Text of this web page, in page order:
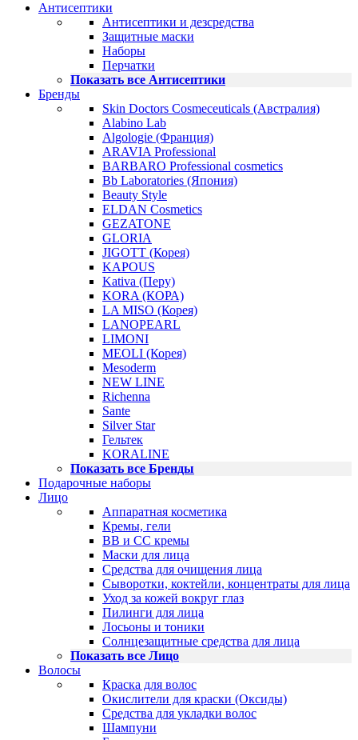
Антисептики
Антисептики и дезсредства
Защитные маски
Наборы
Перчатки
Показать все Антисептики
Бренды
Skin Doctors Cosmeceuticals (Австралия)
Alabino Lab
Algologie (Франция)
ARAVIA Professional
BARBARO Professional cosmetics
Bb Laboratories (Япония)
Beauty Style
ELDAN Cosmetics
GEZATONE
GLORIA
JIGOTT (Корея)
KAPOUS
Kativa (Перу)
KORA (КОРА)
LA MISO (Корея)
LANOPEARL
LIMONI
MEOLI (Корея)
Mesoderm
NEW LINE
Richenna
Sante
Silver Star
Гельтек
KORALINE
Показать все Бренды
Подарочные наборы
Лицо
Аппаратная косметика
Кремы, гели
BB и CC кремы
Маски для лица
Средства для очищения лица
Сыворотки, коктейли, концентраты для лица
Уход за кожей вокруг глаз
Пилинги для лица
Лосьоны и тоники
Солнцезащитные средства для лица
Показать все Лицо
Волосы
Краска для волос
Окислители для краски (Оксиды)
Средства для укладки волос
Шампуни